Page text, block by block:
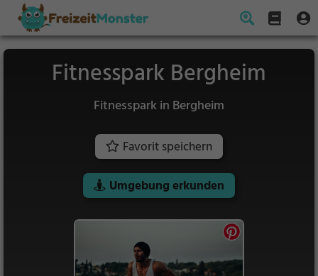
Fitnesspark Bergheim
Fitnesspark in Bergheim
Favorit speichern
Umgebung erkunden